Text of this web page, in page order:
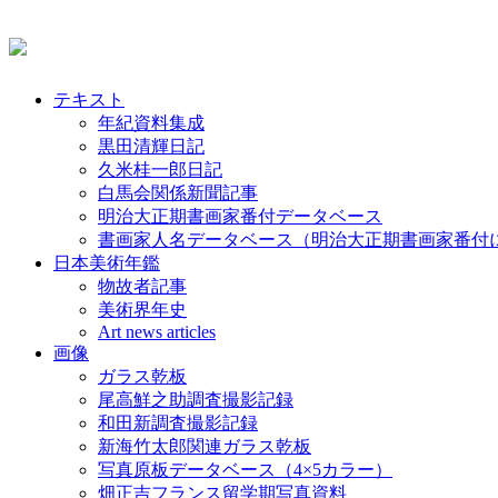
テキスト
年紀資料集成
黒田清輝日記
久米桂一郎日記
白馬会関係新聞記事
明治大正期書画家番付データベース
書画家人名データベース（明治大正期書画家番付
日本美術年鑑
物故者記事
美術界年史
Art news articles
画像
ガラス乾板
尾高鮮之助調査撮影記録
和田新調査撮影記録
新海竹太郎関連ガラス乾板
写真原板データベース（4×5カラー）
畑正吉フランス留学期写真資料